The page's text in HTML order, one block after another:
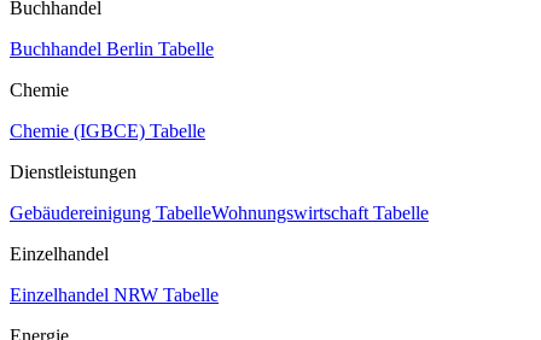
Buchhandel
Buchhandel Berlin Tabelle
Chemie
Chemie (IGBCE) Tabelle
Dienstleistungen
Gebäudereinigung TabelleWohnungswirtschaft Tabelle
Einzelhandel
Einzelhandel NRW Tabelle
Energie